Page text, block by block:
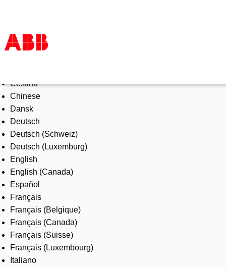
Produkter och tjänster
Industrier
Service
Om ABB
Här kan du köpa
Kontakta oss
Karriär på ABB
Čeština
Chinese
Dansk
Deutsch
Deutsch (Schweiz)
Deutsch (Luxemburg)
English
English (Canada)
Español
Français
Français (Belgique)
Français (Canada)
Français (Suisse)
Français (Luxembourg)
Italiano